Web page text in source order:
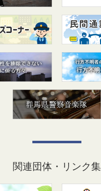
関連団体・リンク集